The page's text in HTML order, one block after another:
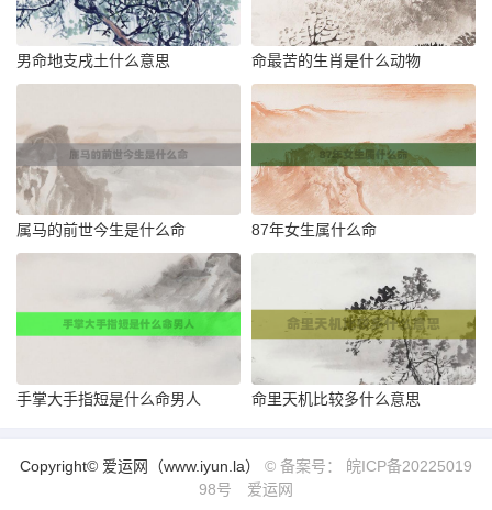
男命地支戌土什么意思 命最苦的生肖是什么动物
属马的前世今生是什么命 87年女生属什么命
手掌大手指短是什么命男人 命里天机比较多什么意思
Copyright© 爱运网（www.iyun.la） © 备案号： 皖ICP备20225019
98号
爱运网